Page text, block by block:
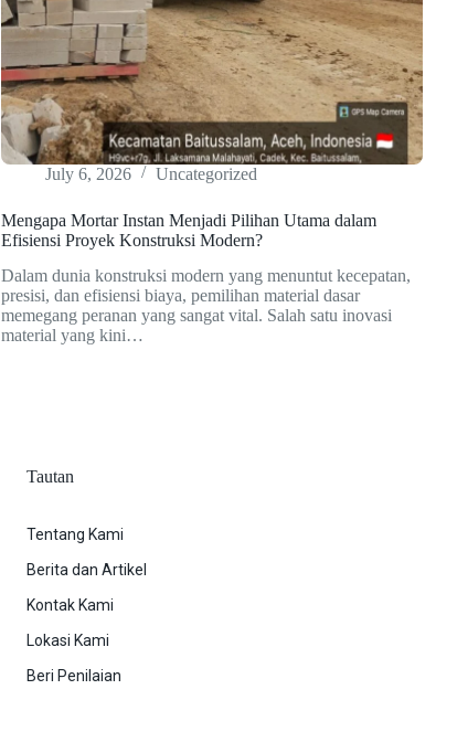
July 6, 2026 Uncategorized
Mengapa Mortar Instan Menjadi Pilihan Utama dalam
Efisiensi Proyek Konstruksi Modern?
Dalam dunia konstruksi modern yang menuntut kecepatan,
presisi, dan efisiensi biaya, pemilihan material dasar
memegang peranan yang sangat vital. Salah satu inovasi
material yang kini…
Tautan
Tentang Kami
Berita dan Artikel
Kontak Kami
Lokasi Kami
Beri Penilaian